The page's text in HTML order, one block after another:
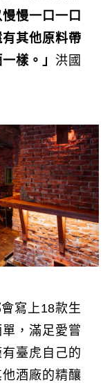
慢慢一口一口
其他原料帶
樣。」 洪國
寫上18款生
，滿足愛嘗
臺虎自己的
酒廠的精釀